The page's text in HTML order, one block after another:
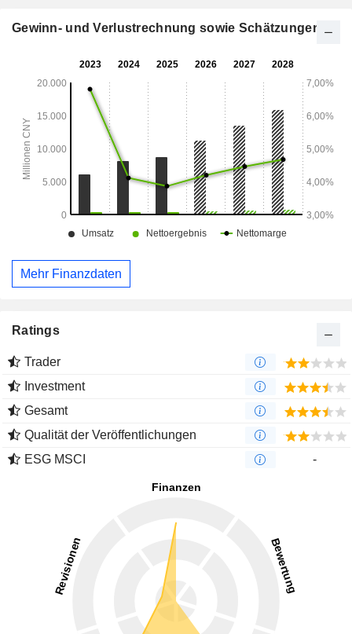
Gewinn- und Verlustrechnung sowie Schätzungen
Mehr Finanzdaten
Ratings
Trader
Investment
Gesamt
Qualität der Veröffentlichungen
ESG MSCI
-